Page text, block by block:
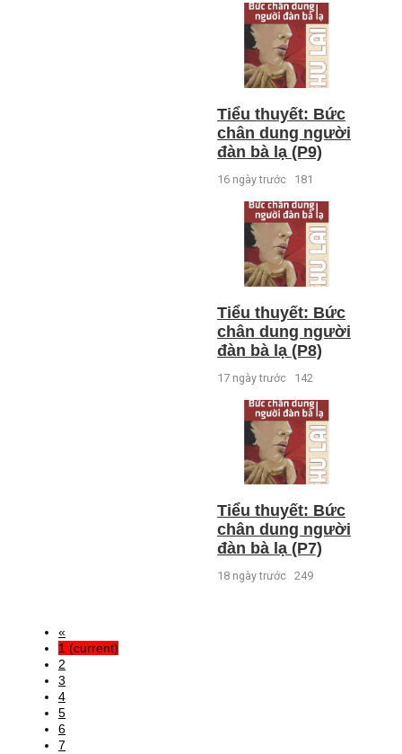
Tiểu thuyết: Bức
chân dung người
đàn bà lạ (P9)
16 ngày trước 181
Tiểu thuyết: Bức
chân dung người
đàn bà lạ (P8)
17 ngày trước 142
Tiểu thuyết: Bức
chân dung người
đàn bà lạ (P7)
18 ngày trước 249
«
1 (current)
2
3
4
5
6
7